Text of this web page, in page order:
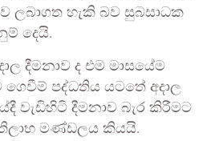
ලබාගත හැකි බව සුබසාධක
දෙයි.
දීමනාව ද එම මාසයේම
පද්ධතිය යටතේ අදාල
වැඩිහිටි දීමනාව බැර කිරීමට
මණ්ඩලය කියයි.